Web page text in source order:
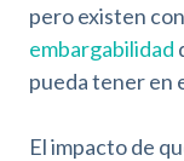
pero existen
embargabilidad
pueda tener en
El impacto de